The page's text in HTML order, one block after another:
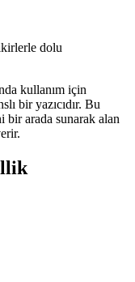
dolu
kullanım için
bir yazıcıdır. Bu
bir arada sunarak alan